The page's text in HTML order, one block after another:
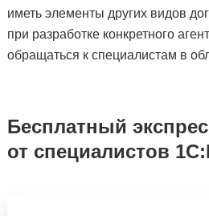
иметь элементы других видов
при разработке конкретного
обращаться к специалистам в
Бесплатный
от специалистов